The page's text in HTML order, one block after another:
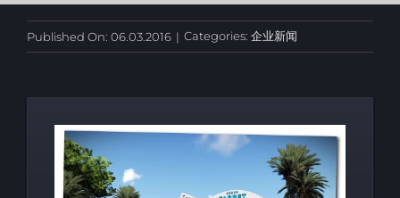
Published On: 06.03.2016 | Categories: 企业新闻